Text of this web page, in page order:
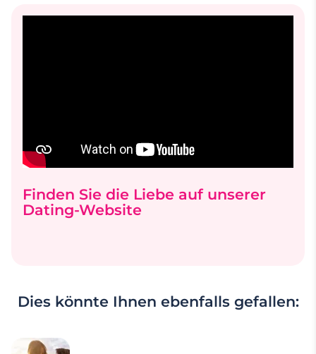
Finden Sie die Liebe auf unserer
Dating-Website
Dies könnte Ihnen ebenfalls gefallen: